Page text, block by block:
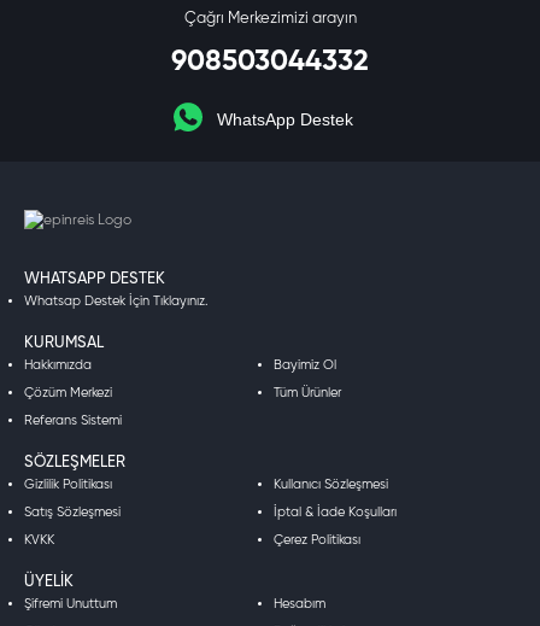
Çağrı Merkezimizi arayın
908503044332
WhatsApp Destek
WHATSAPP DESTEK
Whatsap Destek İçin Tıklayınız.
KURUMSAL
Hakkımızda Bayimiz Ol
Çözüm Merkezi Tüm Ürünler
Referans Sistemi
SÖZLEŞMELER
Gizlilik Politikası Kullanıcı Sözleşmesi
Satış Sözleşmesi İptal & İade Koşulları
KVKK Çerez Politikası
ÜYELIK
Şifremi Unuttum Hesabım